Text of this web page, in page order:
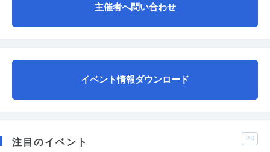
主催者へ問い合わせ
イベント情報ダウンロード
注目のイベント PR